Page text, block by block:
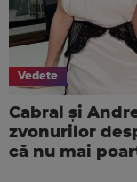
Vedete
Cabral și
zvonurilor
că nu mai